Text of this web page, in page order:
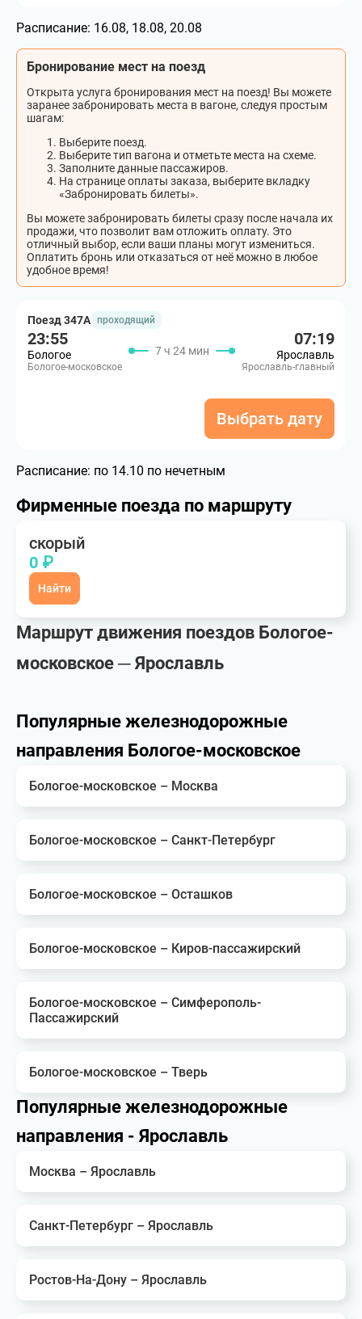
Расписание: 16.08, 18.08, 20.08
Бронирование мест на поезд
Открыта услуга бронирования мест на поезд! Вы можете
заранее забронировать места в вагоне, следуя простым
шагам:
Выберите поезд.
Выберите тип вагона и отметьте места на схеме.
Заполните данные пассажиров.
На странице оплаты заказа, выберите вкладку
«Забронировать билеты».
Вы можете забронировать билеты сразу после начала их
продажи, что позволит вам отложить оплату. Это
отличный выбор, если ваши планы могут измениться.
Оплатить бронь или отказаться от неё можно в любое
удобное время!
Поезд 347А проходящий
23:55
Бологое
Бологое-московское
7 ч 24 мин
07:19
Ярославль
Ярославль-главный
Выбрать дату
Расписание: по 14.10 по нечетным
Фирменные поезда по маршруту
скорый
0 ₽
Найти
Маршрут движения поездов Бологое-
московское ─ Ярославль
Популярные железнодорожные
направления Бологое-московское
Бологое-московское – Москва
Бологое-московское – Санкт-Петербург
Бологое-московское – Осташков
Бологое-московское – Киров-пассажирский
Бологое-московское – Симферополь-
Пассажирский
Бологое-московское – Тверь
Популярные железнодорожные
направления - Ярославль
Москва – Ярославль
Санкт-Петербург – Ярославль
Ростов-На-Дону – Ярославль